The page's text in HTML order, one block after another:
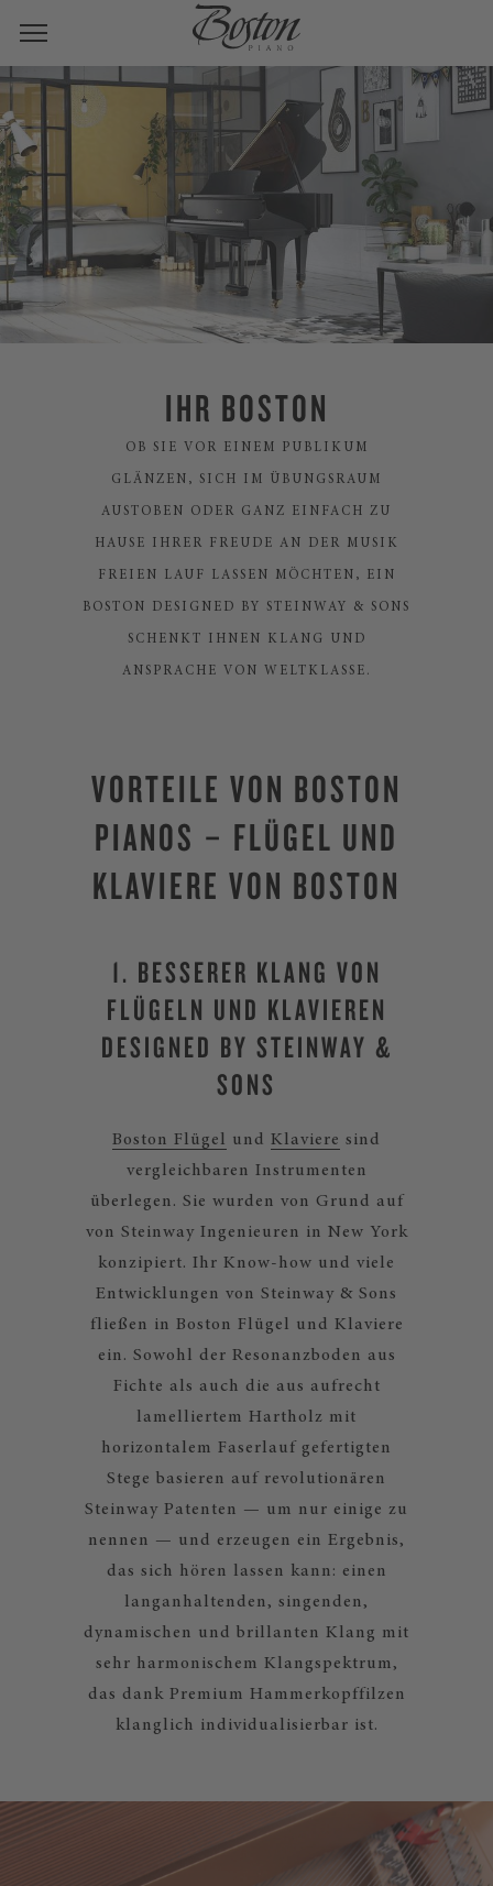
IHR BOSTON
OB SIE VOR EINEM PUBLIKUM
GLÄNZEN, SICH IM ÜBUNGSRAUM
AUSTOBEN ODER GANZ EINFACH ZU
HAUSE IHRER FREUDE AN DER MUSIK
FREIEN LAUF LASSEN MÖCHTEN, EIN
BOSTON DESIGNED BY STEINWAY & SONS
SCHENKT IHNEN KLANG UND
ANSPRACHE VON WELTKLASSE.
VORTEILE VON BOSTON
PIANOS – FLÜGEL UND
KLAVIERE VON BOSTON
1. BESSERER KLANG VON
FLÜGELN UND KLAVIEREN
DESIGNED BY STEINWAY &
SONS
Boston Flügel und Klaviere sind
vergleichbaren Instrumenten
überlegen. Sie wurden von Grund auf
von Steinway Ingenieuren in New York
konzipiert. Ihr Know-how und viele
Entwicklungen von Steinway & Sons
fließen in Boston Flügel und Klaviere
ein. Sowohl der Resonanzboden aus
Fichte als auch die aus aufrecht
lamelliertem Hartholz mit
horizontalem Faserlauf gefertigten
Stege basieren auf revolutionären
Steinway Patenten — um nur einige zu
nennen — und erzeugen ein Ergebnis,
das sich hören lassen kann: einen
langanhaltenden, singenden,
dynamischen und brillanten Klang mit
sehr harmonischem Klangspektrum,
das dank Premium Hammerkopffilzen
klanglich individualisierbar ist.